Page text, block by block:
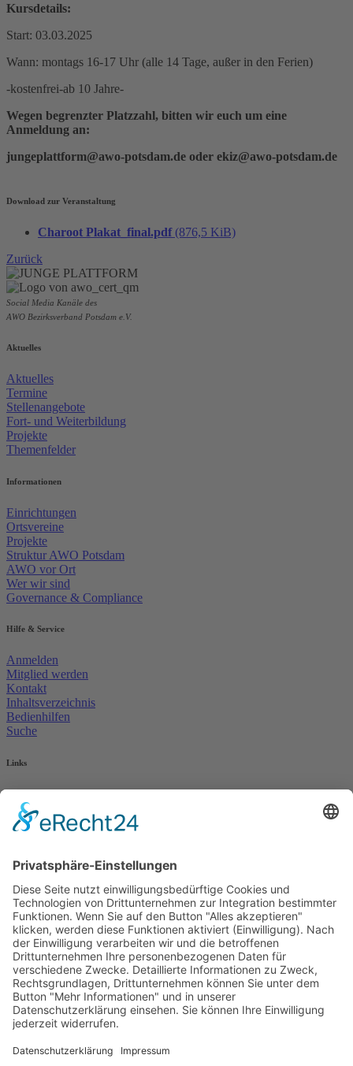
Kursdetails:
Start: 03.03.2025
Wann: montags 16-17 Uhr (alle 14 Tage, außer in den Ferien)
-kostenfrei-ab 10 Jahre-
Wegen begrenzter Platzzahl, bitten wir euch um eine
Anmeldung an:
jungeplattform@awo-potsdam.de oder ekiz@awo-potsdam.de
Download zur Veranstaltung
Charoot Plakat_final.pdf (876,5 KiB)
Zurück
Social Media Kanäle des
AWO Bezirksverband Potsdam e.V.
Aktuelles
Aktuelles
Termine
Stellenangebote
Fort- und Weiterbildung
Projekte
Themenfelder
Informationen
Einrichtungen
Ortsvereine
Projekte
Struktur AWO Potsdam
AWO vor Ort
Wer wir sind
Governance & Compliance
Hilfe & Service
Anmelden
Mitglied werden
Kontakt
Inhaltsverzeichnis
Bedienhilfen
Suche
Links
AWO Jobportal
AWO Ehrenamt Portal
AWO Schulgesundheitsfachkräfte
AWO Pflegeberatung
AWO Kulturhaus Babelsberg
Arbeit mit Behinderung
AWO Büro Kindermut
Kulturland Brandenburg
AWO Selbsthilfe
AWO eLearning
Kultur für JEDEN
AWO 1plus9
Dachverband Freie Suchtselbsthilfe
© 1990 - 2026 Arbeiterwohlfahrt Bezirksverband Potsdam e. V.
Impressum|Datenschutz|Barrierefreiheitserklärung